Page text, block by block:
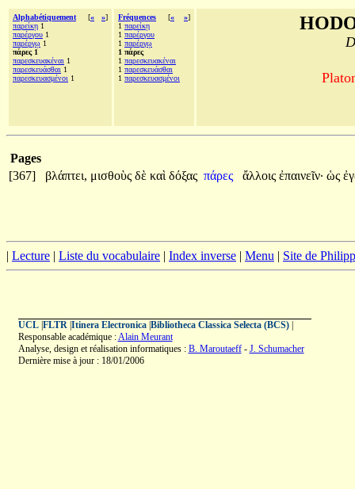
Alphabétiquement [« »]
παρείκῃ 1
παρέργου 1
παρέργῳ 1
πάρες 1
παρεσκευακέναι 1
παρεσκευάσθαι 1
παρεσκευασμένοι 1
Fréquences [« »]
1 παρείκῃ
1 παρέργου
1 παρέργῳ
1 πάρες
1 παρεσκευακέναι
1 παρεσκευάσθαι
1 παρεσκευασμένοι
Pages
[367]
βλάπτει, μισθοὺς δὲ καὶ δόξας πάρες ἄλλοις ἐπαινεῖν· ὡς
| Lecture | Liste du vocabulaire | Index inverse | Menu | Site de
UCL| FLTR| Itinera Electronica| Bibliotheca Classica Selecta (BCS)|
Responsable académique :Alain Meurant
Analyse, design et réalisation informatiques : B. Maroutaeff- J. Schumacher
Dernière mise à jour : 18/01/2006